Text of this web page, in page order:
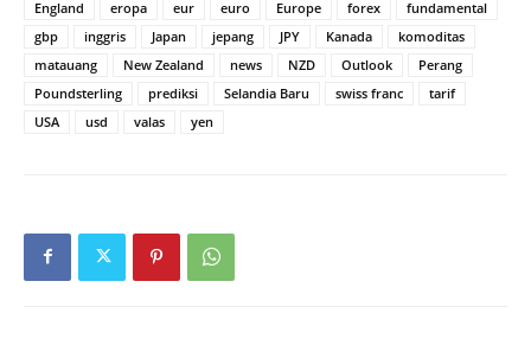
England eropa eur euro Europe forex
fundamental
gbp
inggris Japan jepang JPY Kanada
komoditas
matauang
New Zealand news NZD Outlook
Perang
Poundsterling
prediksi Selandia Baru swiss franc
tarif
USA
usd valas yen